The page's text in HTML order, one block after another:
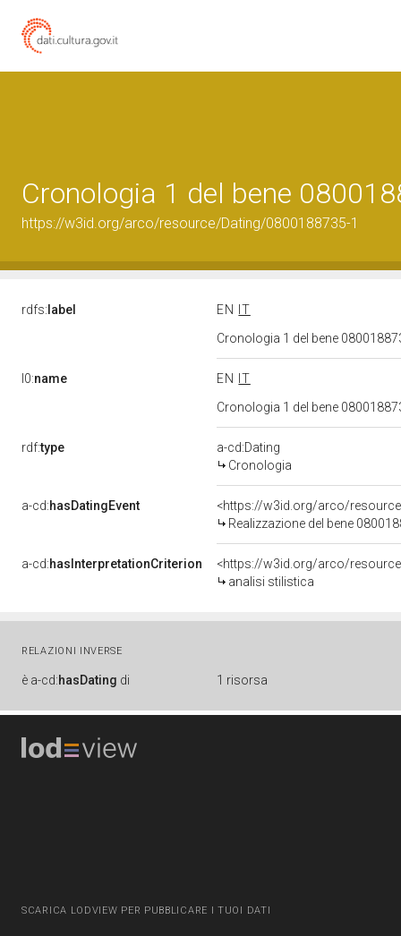
Cronologia 1 del bene
https://w3id.org/arco/resource/Dating/0800188735-1
rdfs: label EN
IT
Cronologia 1 del bene
l0:name EN
IT
Cronologia 1 del bene
rdf:type
a-cd:Dating
Cronologia
a-cd:hasDatingEvent
<https://w3id.org/arco/
Realizzazione del bene
a-cd:hasInterpretationCriterion
<https://w3id.org/arco/
analisi stilistica
RELAZIONI INVERSE
è a-cd:hasDating di 1 risorsa
SCARICA LODVIEW PER PUBBLICARE I TUOI DATI